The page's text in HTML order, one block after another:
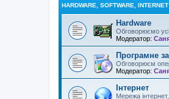
HARDWARE, SOFTWARE, INTERNET
Hardware
Обговорюємо
Модератор:
Програмне
Обговорюєм
Модератор:
Інтернет
Мережа